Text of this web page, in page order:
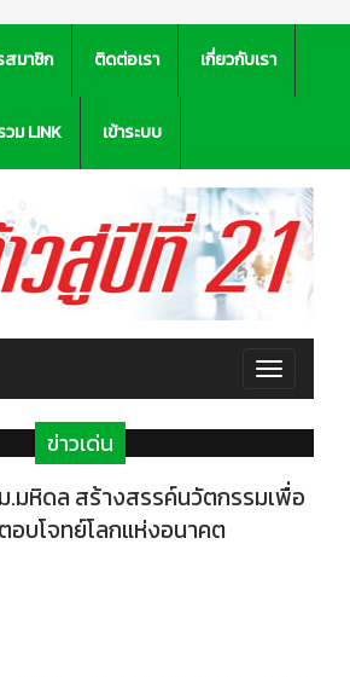
มาชิก ติดต่อเรา เกี่ยวกับเรา
วม LINK เข้าระบบ
Toggle
navigation
ข่าวเด่น
ม.มหิดล สร้างสรรค์นวัตกรรมเพื่อ
ตอบโจทย์โลกแห่งอนาคต